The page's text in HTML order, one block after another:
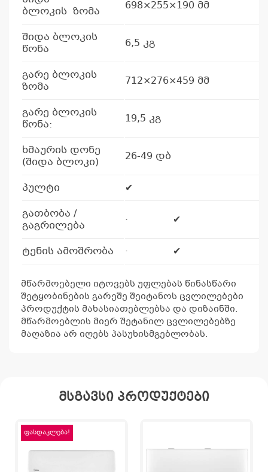
ბლოკის ზომა
698×255×190 მმ
შიდა ბლოკის
წონა
6,5 კგ
გარე ბლოკის
ზომა
712×276×459 მმ
გარე ბლოკის
წონა:
19,5 კგ
ხმაურის დონე
(შიდა ბლოკი)
26-49 დბ
პულტი
✔
გათბობა /
გაგრილება
· ✔
ტენის ამოშრობა · ✔
მწარმოებელი იტოვებს უფლებას წინასწარი
შეტყობინების გარეშე შეიტანოს ცვლილებები
პროდუქტის მახასიათებლებსა და დიზაინში.
მწარმოებლის მიერ შეტანილ ცვლილებებზე
მაღაზია არ იღებს პასუხისმგებლობას.
მსგავსი პროდუქტები
ფასდაკლება!